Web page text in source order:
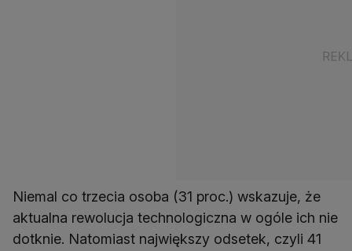
Niemal co trzecia osoba (31 proc.) wskazuje, że
aktualna rewolucja technologiczna w ogóle ich nie
dotknie. Natomiast największy odsetek, czyli 41